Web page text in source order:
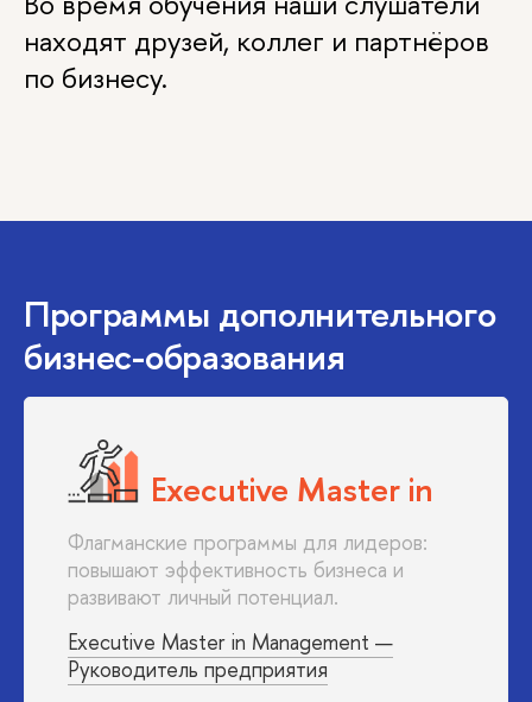
находят друзей, коллег и партнёров
по бизнесу.
Программы дополнительного
бизнес-образования
Executive Master in
Флагманские программы для лидеров:
повышают эффективность бизнеса и
развивают личный потенциал.
Executive Master in Management —
Руководитель предприятия